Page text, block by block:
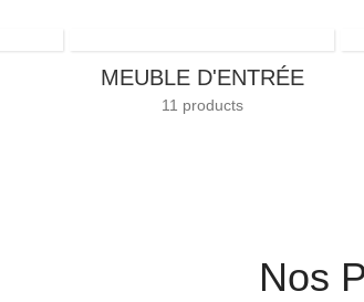
MEUBLE D'ENTRÉE
11 products
Nos